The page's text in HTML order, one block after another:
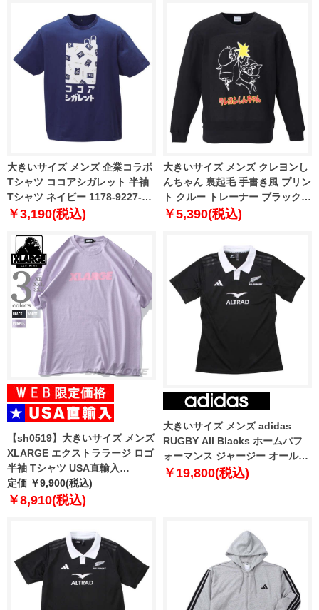
大きいサイズ メンズ 企業コラボ
Tシャツ ココアシガレット 半袖
Tシャツ ネイビー 1178-9227-1
3L 4L 5L 6L 8L
￥3,190(税込)
大きいサイズ メンズ クレヨンし
んちゃん 裏起毛 手書き風 プリン
ト クルー トレーナー ブラック
1178-9346-1 3L 4L 5L 6L 8L
￥5,390(税込)
【sh0519】大きいサイズ メンズ
XLARGE エクストララージ ロゴ
半袖 Tシャツ USA直輸入
10121301-1004
定価 ￥9,900(税込)
￥8,910(税込)
大きいサイズ メンズ adidas
RUGBY All Blacks ホームパフ
ォーマンス ジャージー オールブ
ラック 1248-4300-1 4XL 6XL
￥19,800(税込)